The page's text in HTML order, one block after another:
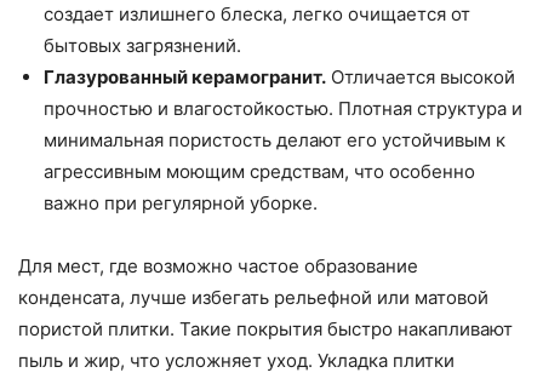
создает излишнего блеска, легко очищается от
бытовых загрязнений.
Глазурованный керамогранит. Отличается высокой
прочностью и влагостойкостью. Плотная структура и
минимальная пористость делают его устойчивым к
агрессивным моющим средствам, что особенно
важно при регулярной уборке.
Для мест, где возможно частое образование
конденсата, лучше избегать рельефной или матовой
пористой плитки. Такие покрытия быстро накапливают
пыль и жир, что усложняет уход. Укладка плитки